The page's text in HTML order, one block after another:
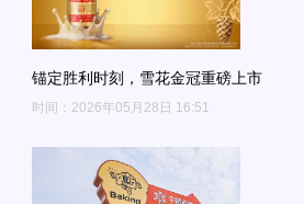
锚定胜利时刻，雪花金冠重磅上市
时间：2026年05月28日 16:51